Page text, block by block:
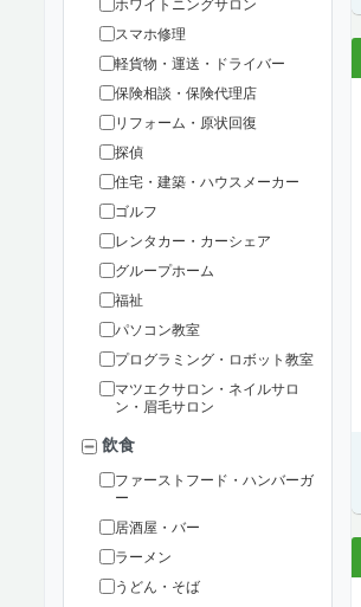
ホワイトニングサロン
スマホ修理
軽貨物・運送・ドライバー
保険相談・保険代理店
リフォーム・原状回復
探偵
住宅・建築・ハウスメーカー
ゴルフ
レンタカー・カーシェア
グループホーム
福祉
パソコン教室
プログラミング・ロボット教室
マツエクサロン・ネイルサロ
ン・眉毛サロン
飲食
ファーストフード・ハンバーガ
ー
居酒屋・バー
ラーメン
うどん・そば